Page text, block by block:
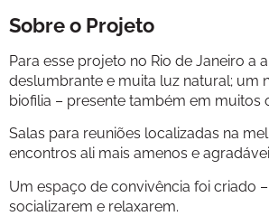
Sobre o Projeto
Para esse projeto no Rio de Janeiro
deslumbrante e muita luz natural; um
biofilia – presente também em
Salas para reuniões localizadas na
encontros ali mais amenos e
Um espaço de convivência foi criado
socializarem e relaxarem.